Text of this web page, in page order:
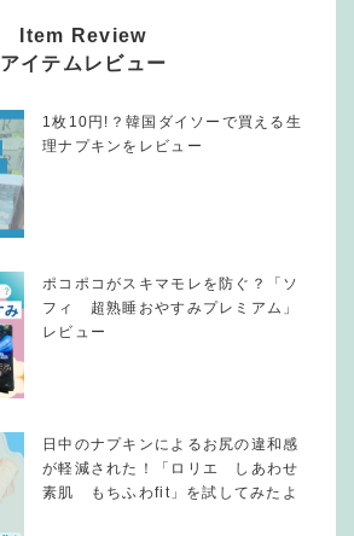
Item Review
アイテムレビュー
1枚10円!？韓国ダイソーで買える生
理ナプキンをレビュー
ポコポコがスキマモレを防ぐ？「ソ
フィ 超熟睡おやすみプレミアム」
レビュー
日中のナプキンによるお尻の違和感
が軽減された！「ロリエ しあわせ
素肌 もちふわfit」を試してみたよ